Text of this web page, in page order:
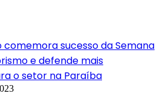
comemora sucesso da Semana
e defende mais
o setor na Paraíba